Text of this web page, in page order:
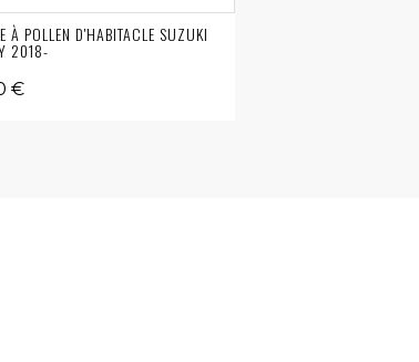
À POLLEN D'HABITACLE SUZUKI
2018-
€